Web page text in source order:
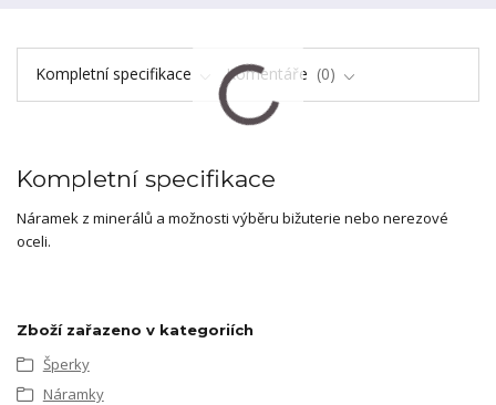
Kompletní specifikace Komentáře 0
Kompletní specifikace
Náramek z minerálů a možnosti výběru bižuterie nebo nerezové
oceli.
Zboží zařazeno v kategoriích
Šperky
Náramky